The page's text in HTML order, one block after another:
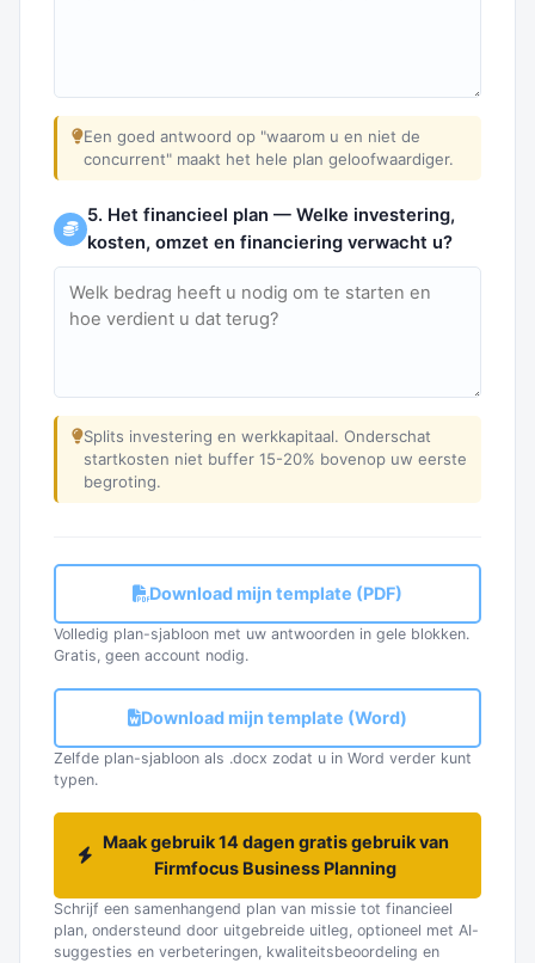
Een goed antwoord op "waarom u en niet de
concurrent" maakt het hele plan geloofwaardiger.
5. Het financieel plan — Welke investering,
kosten, omzet en financiering verwacht u?
Splits investering en werkkapitaal. Onderschat
startkosten niet buffer 15-20% bovenop uw eerste
begroting.
Download mijn template (PDF)
Volledig plan-sjabloon met uw antwoorden in gele blokken.
Gratis, geen account nodig.
Download mijn template (Word)
Zelfde plan-sjabloon als .docx zodat u in Word verder kunt
typen.
Maak gebruik 14 dagen gratis gebruik van
Firmfocus Business Planning
Schrijf een samenhangend plan van missie tot financieel
plan, ondersteund door uitgebreide uitleg, optioneel met AI-
suggesties en verbeteringen, kwaliteitsbeoordeling en